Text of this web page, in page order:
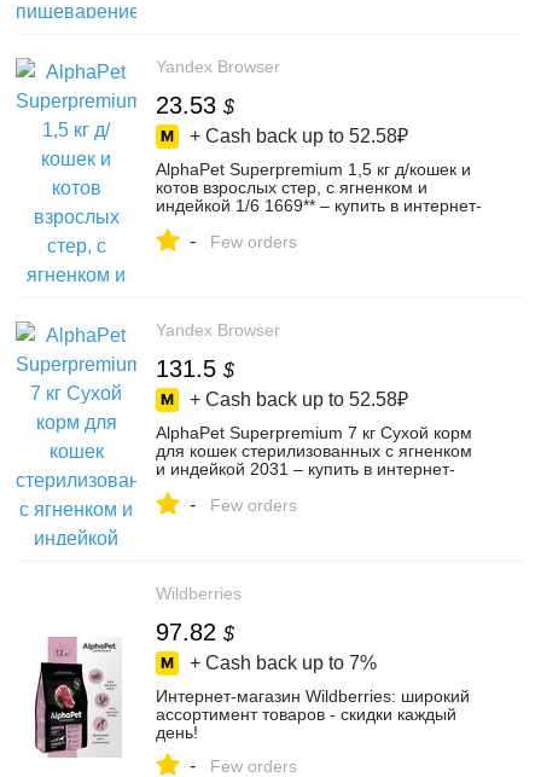
Yandex Browser
23.53 $
+ Cash back up to 52.58₽
AlphaPet Superpremium 1,5 кг д/кошек и
котов взрослых стер, с ягненком и
индейкой 1/6 1669** – купить в интернет-
103798382616
- Few orders
Yandex Browser
131.5 $
+ Cash back up to 52.58₽
AlphaPet Superpremium 7 кг Сухой корм
для кошек стерилизованных с ягненком
и индейкой 2031 – купить в интернет-
5663897057
- Few orders
Wildberries
97.82 $
+ Cash back up to 7%
Интернет‑магазин Wildberries: широкий
ассортимент товаров - скидки каждый
день!
- Few orders